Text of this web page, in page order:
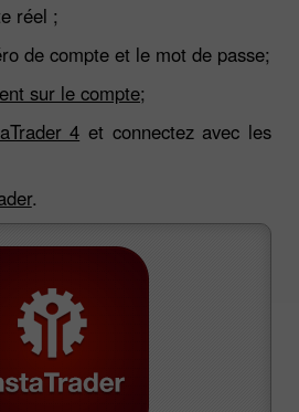
réel ;
de compte et le mot de passe;
sur le compte;
4 et connectez avec les
.